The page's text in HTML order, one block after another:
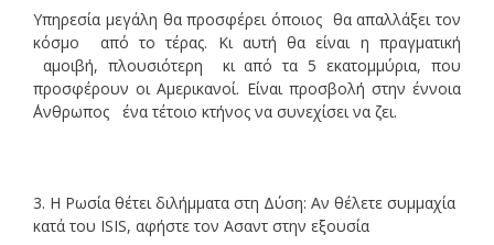
Υπηρεσία μεγάλη θα προσφέρει όποιος θα απαλλάξει τον
κόσμο από το τέρας. Κι αυτή θα είναι η πραγματική
αμοιβή, πλουσιότερη κι από τα 5 εκατομμύρια, που
προσφέρουν οι Αμερικανοί. Είναι προσβολή στην έννοια
΄Ανθρωπος ένα τέτοιο κτήνος να συνεχίσει να ζει.
3. Η Ρωσία θέτει διλήμματα στη Δύση: Αν θέλετε συμμαχία
κατά του ISIS, αφήστε τον Ασαντ στην εξουσία